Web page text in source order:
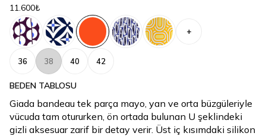
11.600₺
+
36 38 40 42
BEDEN TABLOSU
Giada bandeau tek parça mayo, yan ve orta büzgüleriyle
vücuda tam otururken, ön ortada bulunan U şeklindeki
gizli aksesuar zarif bir detay verir. Üst iç kısımdaki silikon